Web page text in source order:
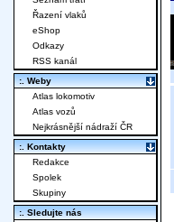
Řazení vlaků
eShop
Odkazy
RSS kanál
:. Weby
Atlas lokomotiv
Atlas vozů
Nejkrásnější nádraží ČR
:. Kontakty
Redakce
Spolek
Skupiny
:. Sledujte nás